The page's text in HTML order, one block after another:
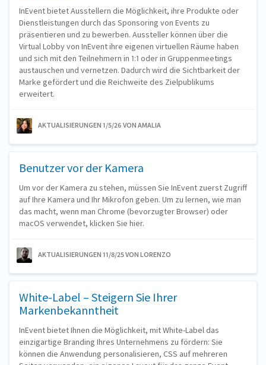
InEvent bietet Ausstellern die Möglichkeit, ihre Produkte oder
Dienstleistungen durch das Sponsoring von Events zu
präsentieren und zu bewerben. Aussteller können über die
Virtual Lobby von InEvent ihre eigenen virtuellen Räume haben
und sich mit den Teilnehmern in 1:1 oder in Gruppenmeetings
austauschen und vernetzen. Dadurch wird die Sichtbarkeit der
Marke gefördert und die Reichweite des Zielpublikums
erweitert.
AKTUALISIERUNGEN 1/5/26 VON AMALIA
Benutzer vor der Kamera
Um vor der Kamera zu stehen, müssen Sie InEvent zuerst Zugriff
auf Ihre Kamera und Ihr Mikrofon geben. Um zu lernen, wie man
das macht, wenn man Chrome (bevorzugter Browser) oder
macOS verwendet, klicken Sie hier.
AKTUALISIERUNGEN 11/8/25VON LORENZO
White-Label – Steigern Sie Ihrer
Markenbekanntheit
InEvent bietet Ihnen die Möglichkeit, mit White-Label das
einzigartige Branding Ihres Unternehmens zu fördern: Sie
können die Anwendung personalisieren, CSS auf mehreren